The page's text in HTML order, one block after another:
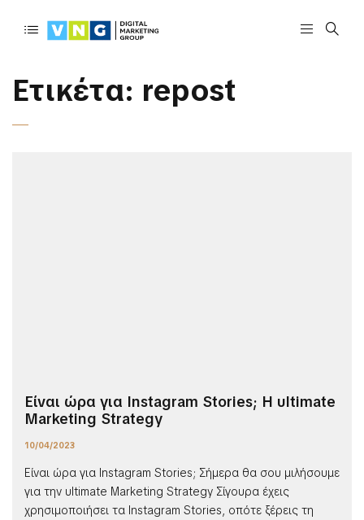
Ετικέτα: repost
Είναι ώρα για Instagram Stories; H ultimate
Marketing Strategy
10/04/2023
Είναι ώρα για Instagram Stories; Σήμερα θα σου μιλήσουμε
για την ultimate Marketing Strategy Σίγουρα έχεις
χρησιμοποιήσει τα Instagram Stories, οπότε ξέρεις τη